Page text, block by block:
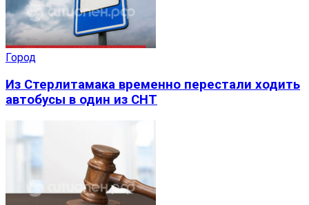
Город
Из Стерлитамака временно перестали ходить
автобусы в один из СНТ